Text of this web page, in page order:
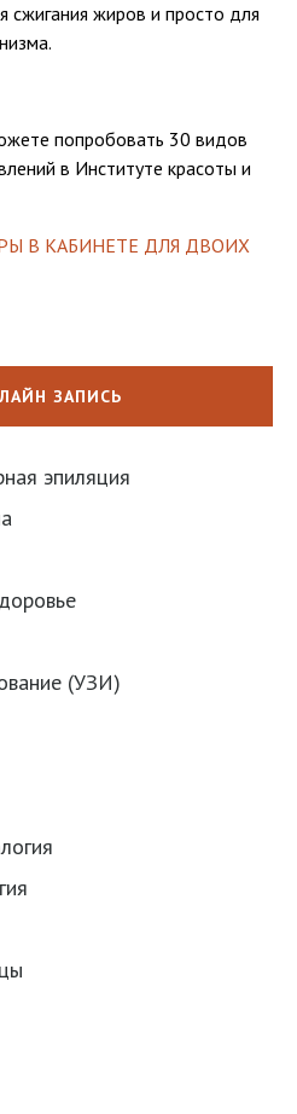
сжигания жиров и просто для
попробовать 30 видов
в Институте красоты и
В КАБИНЕТЕ ДЛЯ ДВОИХ
ЗАПИСЬ
эпиляция
(УЗИ)